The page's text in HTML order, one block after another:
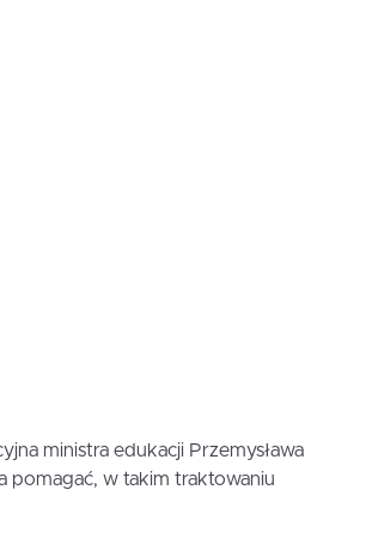
ministra edukacji Przemysława
pomagać, w takim traktowaniu